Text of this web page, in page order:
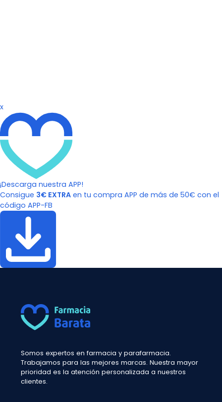
x
¡Descarga nuestra APP!
Consigue 3€ EXTRA en tu compra APP de más de 50€ con el
código APP-FB
Somos expertos en farmacia y parafarmacia.
Trabajamos para las mejores marcas. Nuestra mayor
prioridad es la atención personalizada a nuestros
clientes.